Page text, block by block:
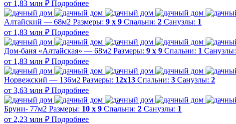
от 1,83 млн ₽ Подробнее
Алтайский — 68м2 Размеры: 9 х 9 Спальни: 2 Санузлы: 1
от 1,83 млн ₽ Подробнее
Дом-баня «Алтайская» — 68м2 Размеры: 9 х 9 Спальни: 1 Санузлы:
от 1,83 млн ₽ Подробнее
Норвежский — 136м2 Размеры: 12х13 Спальни: 3 Санузлы: 2
от 3,63 млн ₽ Подробнее
Бруни- 77м2 Размеры: 10 х 9 Спальни: 2 Санузлы: 1
от 2,23 млн ₽ Подробнее